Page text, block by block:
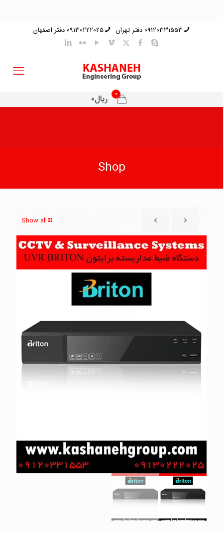
09120331553 دفتر تهران 09130222025 دفتر اصفهان
0 ریال0
Shop
Show all